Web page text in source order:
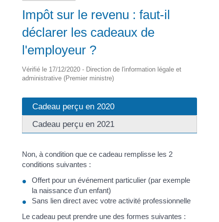
Impôt sur le revenu : faut-il
déclarer les cadeaux de
l'employeur ?
Vérifié le 17/12/2020 - Direction de l'information légale et
administrative (Premier ministre)
Cadeau perçu en 2020
Cadeau perçu en 2021
Non, à condition que ce cadeau remplisse les 2
conditions suivantes :
Offert pour un événement particulier (par exemple
la naissance d'un enfant)
Sans lien direct avec votre activité professionnelle
Le cadeau peut prendre une des formes suivantes :